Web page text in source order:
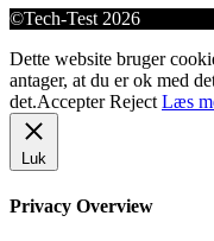
©Tech-Test 2026
Dette website bruger
antager, at du er ok med
det.Accepter Reject Læs
Luk
Privacy Overview